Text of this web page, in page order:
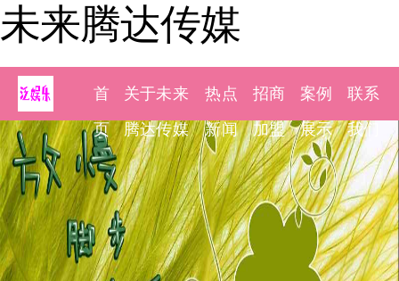
未来腾达传媒
首
页
关于未来
腾达传媒
热点
新闻
招商
加盟
案例
展示
联系
我们